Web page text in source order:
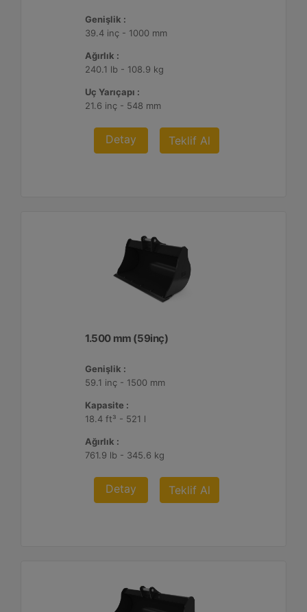
Genişlik :
39.4 inç - 1000 mm
Ağırlık :
240.1 lb - 108.9 kg
Uç Yarıçapı :
21.6 inç - 548 mm
Detay Teklif Al
1.500 mm (59inç)
Genişlik :
59.1 inç - 1500 mm
Kapasite :
18.4 ft³ - 521 l
Ağırlık :
761.9 lb - 345.6 kg
Detay Teklif Al